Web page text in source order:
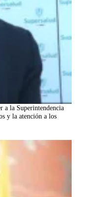
a la Superintendencia
y la atención a los